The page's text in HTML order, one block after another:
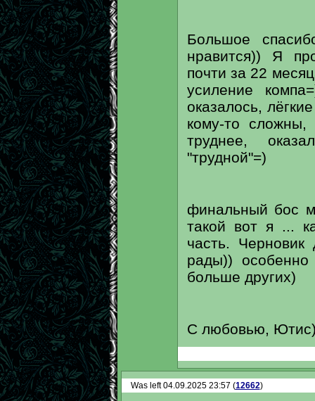
Большое
нравится)) Я
почти за 22
усиление
оказалось,
кому-то
труднее,
"трудной"=)
финальный бос
такой вот я ...
часть.
рады))
больше других)
С любовью,
Was left 04.09.2025 23:57 (12662)